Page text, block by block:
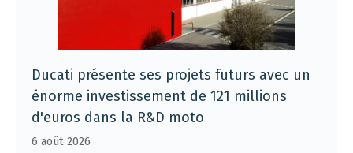
Ducati présente ses projets futurs avec un
énorme investissement de 121 millions
d'euros dans la R&D moto
6 août 2026